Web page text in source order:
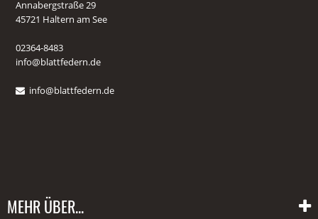
Annabergstraße 29
45721 Haltern am See
02364-8483
info@blattfedern.de
info@blattfedern.de
MEHR ÜBER...